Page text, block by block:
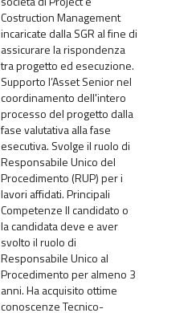
Costruction Management
incaricate dalla SGR al fine di
assicurare la rispondenza
tra progetto ed esecuzione.
Supporto l’Asset Senior nel
coordinamento dell'intero
processo del progetto dalla
fase valutativa alla fase
esecutiva. Svolge il ruolo di
Responsabile Unico del
Procedimento (RUP) per i
lavori affidati. Principali
Competenze Il candidato o
la candidata deve e aver
svolto il ruolo di
Responsabile Unico al
Procedimento per almeno 3
anni. Ha acquisito ottime
conoscenze Tecnico-